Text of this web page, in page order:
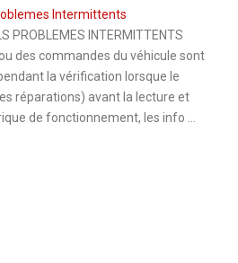
Intermittents
PROBLEMES INTERMITTENTS
des commandes du véhicule sont
la vérification lorsque le
réparations) avant la lecture et
de fonctionnement, les info ...